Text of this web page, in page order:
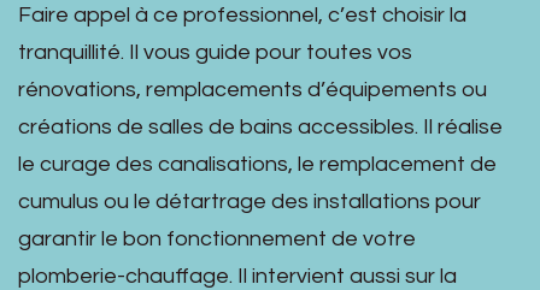
Faire appel à ce professionnel, c’est choisir la
tranquillité. Il vous guide pour toutes vos
rénovations, remplacements d’équipements ou
créations de salles de bains accessibles. Il réalise
le curage des canalisations, le remplacement de
cumulus ou le détartrage des installations pour
garantir le bon fonctionnement de votre
plomberie-chauffage. Il intervient aussi sur la